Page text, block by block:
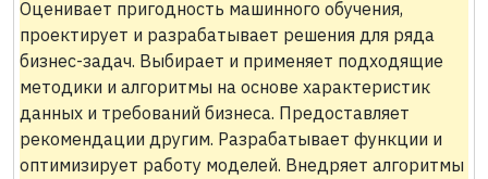
Оценивает пригодность машинного обучения,
проектирует и разрабатывает решения для ряда
бизнес-задач. Выбирает и применяет подходящие
методики и алгоритмы на основе характеристик
данных и требований бизнеса. Предоставляет
рекомендации другим. Разрабатывает функции и
оптимизирует работу моделей. Внедряет алгоритмы